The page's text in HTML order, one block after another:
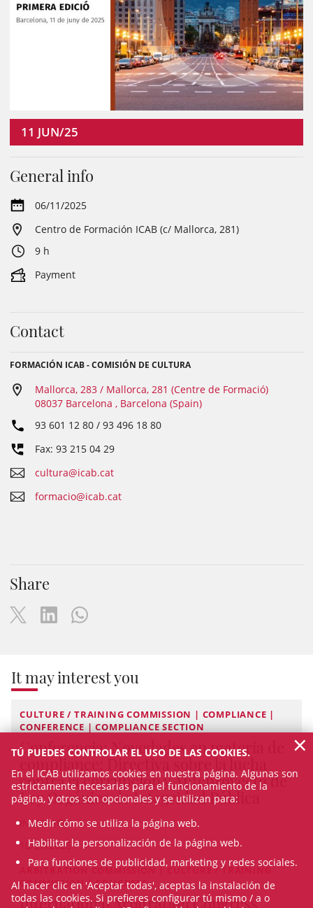
11 JUN/25
General info
06/11/2025
Centro de Formación ICAB (c/ Mallorca, 281)
9 h
Payment
Contact
FORMACIÓN ICAB - COMISIÓN DE CULTURA
Mallorca, 283 / Mallorca, 281 (Centre de Formació)
08037 Barcelona , Barcelona (Spain)
93 601 12 80 / 93 496 18 80
Fax: 93 215 04 29
cultura@icab.cat
formacio@icab.cat
Share
It may interest you
CULTURE / TRAINING COMMISSION | COMPLIANCE |
CONFERENCE | COMPLIANCE SECTION
Conferencia: Novedades en materia de
contra la corrupción y Anteproyecto de
Ley Orgánica de Integridad Pública
IN-PERSON
10/27/2026
ARBITRATION COMMISSION | CULTURE / TRAINING
COMMISSION | CONGRESS
International Arbitration Congress
TÚ PUEDES CONTROLAR EL USO DE LAS COOKIES.
En el ICAB utilizamos cookies en nuestra página. Algunas son
estrictamente necesarias para el funcionamiento de la
página, y otros son opcionales y se utilizan para:
Medir cómo se utiliza la página web.
Habilitar la personalización de la página web.
Para funciones de publicidad, marketing y redes sociales.
Al hacer clic en 'Aceptar todas', aceptas la instalación de
todas las cookies. Si prefieres configurar tú mismo / a o
×